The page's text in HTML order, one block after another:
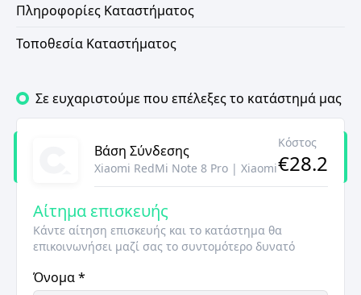
Πληροφορίες Καταστήματος
Τοποθεσία Καταστήματος
Σε ευχαριστούμε που επέλεξες το κατάστημά μας
Βάση Σύνδεσης
Xiaomi RedMi Note 8 Pro | Xiaomi
Κόστος
€28.2
Αίτημα επισκευής
Κάντε αίτηση επισκευής και το κατάστημα θα
επικοινωνήσει μαζί σας το συντομότερο δυνατό
Όνομα*